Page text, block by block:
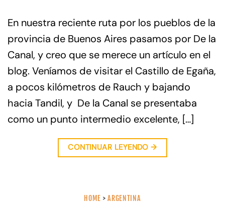
En nuestra reciente ruta por los pueblos de la
provincia de Buenos Aires pasamos por De la
Canal, y creo que se merece un artículo en el
blog. Veníamos de visitar el Castillo de Egaña,
a pocos kilómetros de Rauch y bajando
hacia Tandil, y De la Canal se presentaba
como un punto intermedio excelente, […]
CONTINUAR LEYENDO→
HOME >ARGENTINA